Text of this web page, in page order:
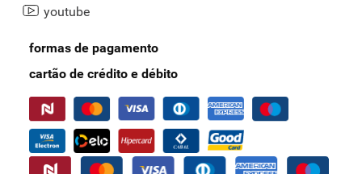
youtube
formas de pagamento
cartão de crédito e débito